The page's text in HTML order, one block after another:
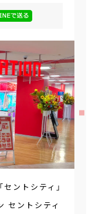
ントシティ」
セントシティ